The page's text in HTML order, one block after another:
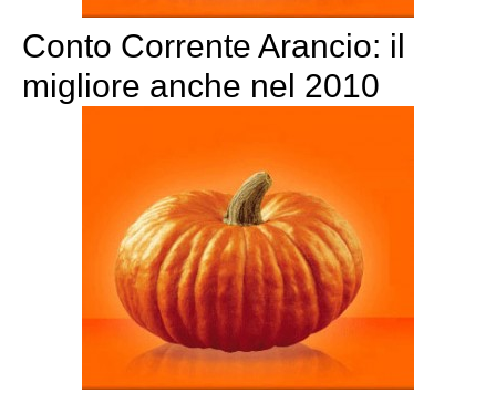
Conto Corrente Arancio: il
migliore anche nel 2010